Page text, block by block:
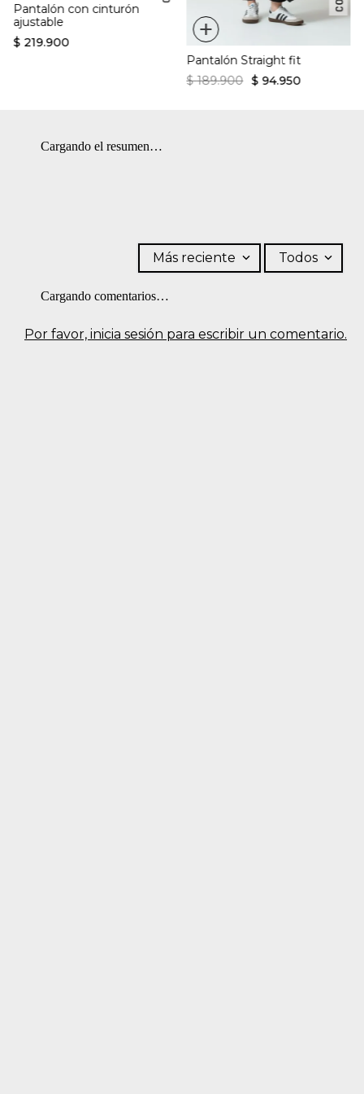
Pantalón con cinturón
ajustable
$ 219.900 +
Pantalón Straight fit
$ 189.900 $ 94.950
Cargando el resumen…
Por favor, inicia sesión para escribir un comentario.
Más reciente Todos
Cargando comentarios…